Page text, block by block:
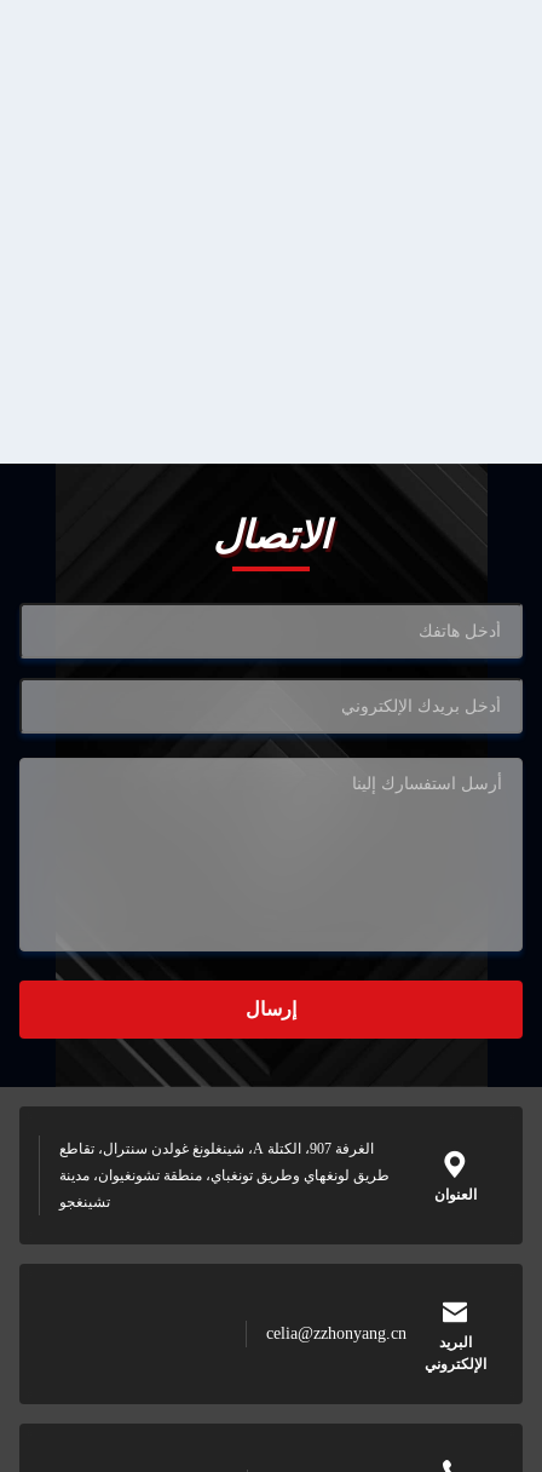
الاتصال
إرسال
العنوان
الغرفة 907، الكتلة A، شينغلونغ غولدن سنترال، تقاطع
طريق لونغهاي وطريق تونغباي، منطقة تشونغيوان، مدينة
تشينغجو
البريد
الإلكتروني
celia@zzhonyang.cn